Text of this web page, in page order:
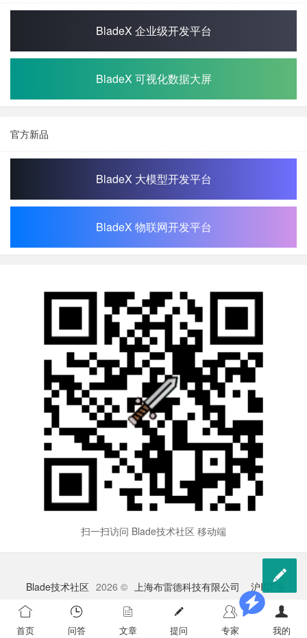
BladeX 企业级开发平台
BladeX 可视化数据大屏
官方新品
BladeX 大模型开发平台
BladeX 物联网开发平台
扫一扫访问 Blade技术社区 移动端
Blade技术社区 2026 © 上海布雷德科技有限公司
沪ICP备
2023009528号-1
苏公网安备 32041102000998号
首页 问答 文章 提问 专家 我的
